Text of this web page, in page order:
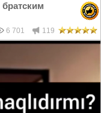
6 701 119